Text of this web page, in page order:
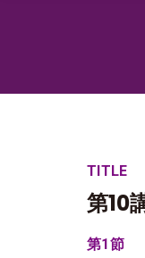
TITLE
第10
第1節